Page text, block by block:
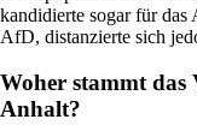
kandidierte sogar für das
AfD, distanzierte sich
Woher stammt das
Anhalt?